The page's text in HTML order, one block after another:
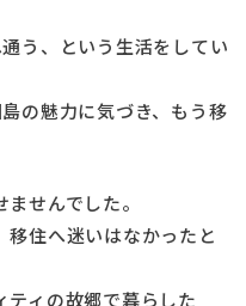
う、という生活をしてい
の魅力に気づき、もう移
せんでした。
住へ迷いはなかったと
ィの故郷で暮らした